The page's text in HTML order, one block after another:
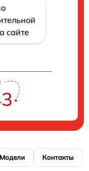
сайте
Модели Контакты